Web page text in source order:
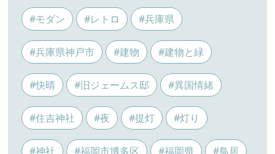
#モダン #レトロ #兵庫県
#兵庫県神戸市 #建物 #建物と緑
#快晴 #旧ジェームス邸 #異国情緒
#住吉神社 #夜 #提灯 #灯り
#神社 #福岡市博多区 #福岡県 #鳥居